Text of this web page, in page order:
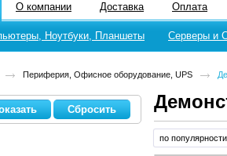
О компании Доставка Оплата
Ноутбуки, Планшеты Серверы и
Периферия, Офисное оборудование, UPS
по популярности